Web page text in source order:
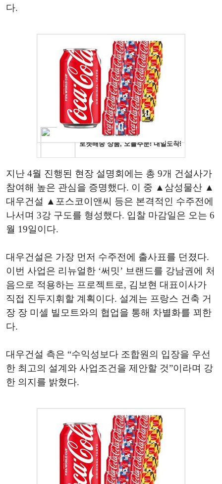
다.
지난 4월 진행된 현장 설명회에는 총 9개 건설사가
참여해 높은 관심을 증명했다. 이 중 ▲삼성물산 ▲
대우건설 ▲포스코이앤씨 등은 본격적인 수주전에
나서며 3강 구도를 형성했다. 입찰 마감일은 오는 6
월 19일이다.
대우건설은 가장 먼저 수주전에 출사표를 던졌다.
이번 사업은 리뉴얼한 ‘써밋’ 브랜드를 강남권에 처
음으로 적용하는 프로젝트로, 김보현 대표이사가
직접 진두지휘할 계획이다. 설계는 프랑스 건축 거
장 장 미셀 빌모트와의 협업을 통해 차별화를 꾀한
다.
대우건설 측은 “수익성보다 조합원의 입장을 우선
한 최고의 설계와 사업조건을 제안할 것”이라며 강
한 의지를 밝혔다.